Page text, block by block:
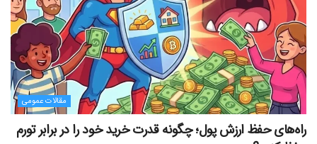
مقالات عمومی
راه‌های حفظ ارزش پول؛ چگونه قدرت خرید خود را در برابر تورم